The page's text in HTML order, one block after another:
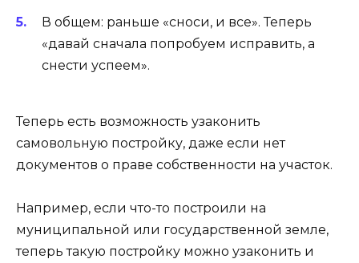
В общем: раньше «сноси, и все». Теперь
«давай сначала попробуем исправить, а
снести успеем».
Теперь есть возможность узаконить
самовольную постройку, даже если нет
документов о праве собственности на участок.
Например, если что-то построили на
муниципальной или государственной земле,
теперь такую постройку можно узаконить и